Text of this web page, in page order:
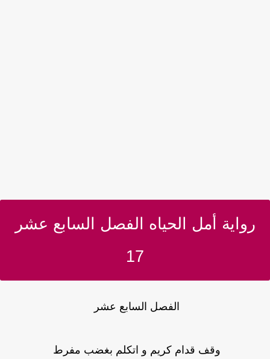
رواية أمل الحياه الفصل السابع عشر
17
الفصل السابع عشر
وقف قدام كريم و اتكلم بغضب مفرط